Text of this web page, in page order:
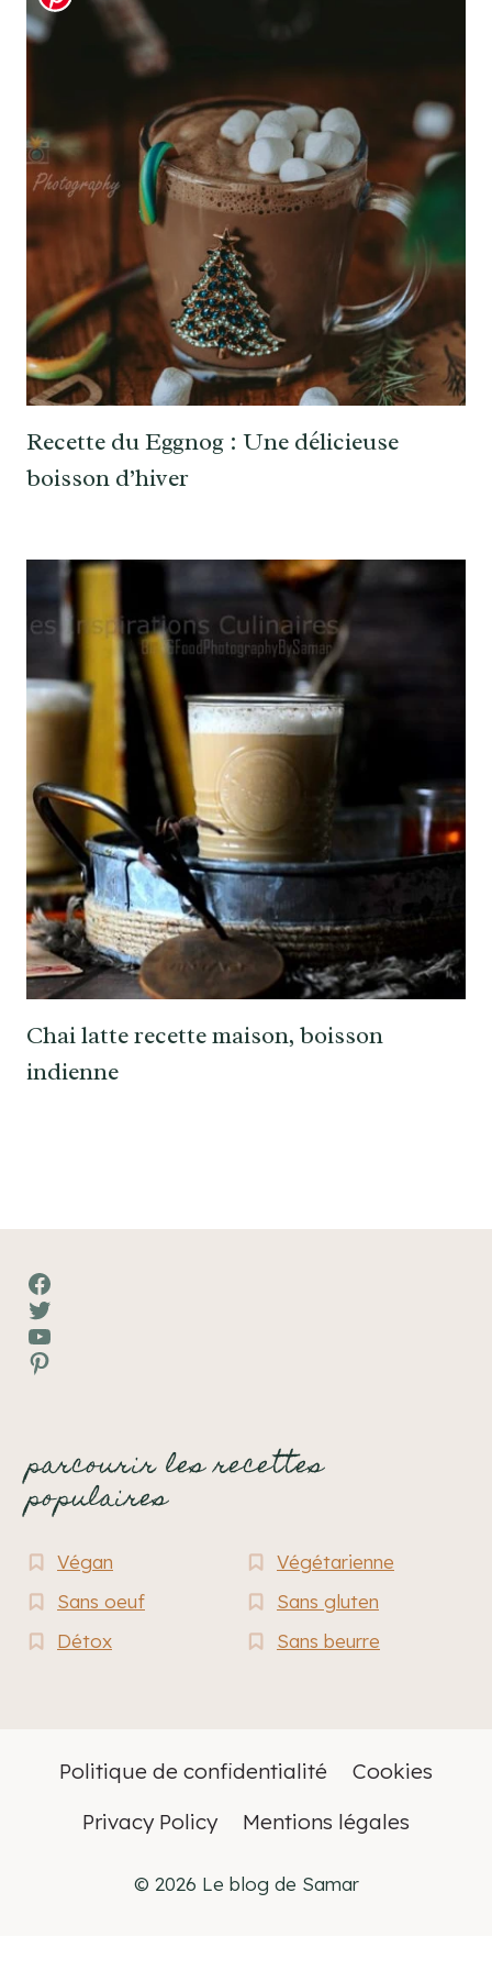
Recette du Eggnog : Une délicieuse
boisson d’hiver
Chai latte recette maison, boisson
indienne
Facebook
Twitter
YouTube
Pinterest
parcourir les recettes
populaires
Végan
Végétarienne
Sans oeuf
Sans gluten
Détox
Sans beurre
Politique de confidentialité
Cookies
Privacy Policy
Mentions légales
© 2026 Le blog de Samar